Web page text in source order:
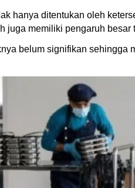
hanya ditentukan oleh
juga memiliki pengaruh besar
belum signifikan sehingga